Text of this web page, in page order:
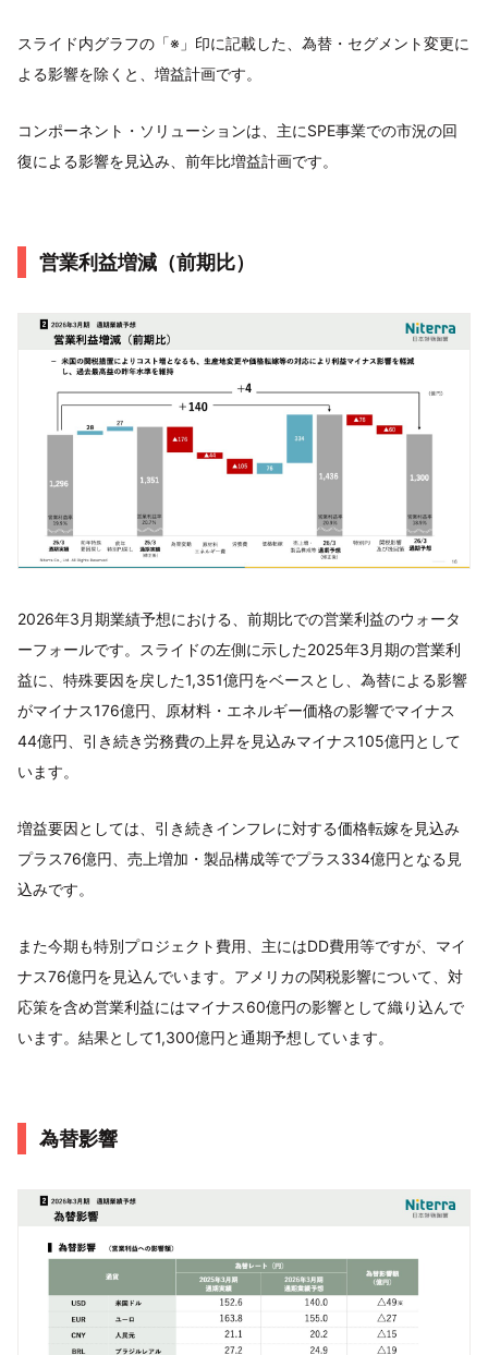
スライド内グラフの「※」印に記載した、為替・セグメント変更に
よる影響を除くと、増益計画です。
コンポーネント・ソリューションは、主にSPE事業での市況の回
復による影響を見込み、前年比増益計画です。
営業利益増減（前期比）
2026年3月期業績予想における、前期比での営業利益のウォータ
ーフォールです。スライドの左側に示した2025年3月期の営業利
益に、特殊要因を戻した1,351億円をベースとし、為替による影響
がマイナス176億円、原材料・エネルギー価格の影響でマイナス
44億円、引き続き労務費の上昇を見込みマイナス105億円として
います。
増益要因としては、引き続きインフレに対する価格転嫁を見込み
プラス76億円、売上増加・製品構成等でプラス334億円となる見
込みです。
また今期も特別プロジェクト費用、主にはDD費用等ですが、マイ
ナス76億円を見込んでいます。アメリカの関税影響について、対
応策を含め営業利益にはマイナス60億円の影響として織り込んで
います。結果として1,300億円と通期予想しています。
為替影響